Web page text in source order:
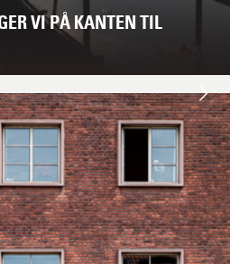
VI PÅ KANTEN TIL
Næste